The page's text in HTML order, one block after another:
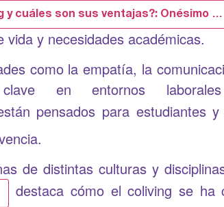
y cuáles son sus ventajas?: Onésimo …
y necesidades académicas.
como la empatía, la
en entornos laborales
pensados para estudiantes y
de distintas culturas y
destaca cómo el coliving se ha